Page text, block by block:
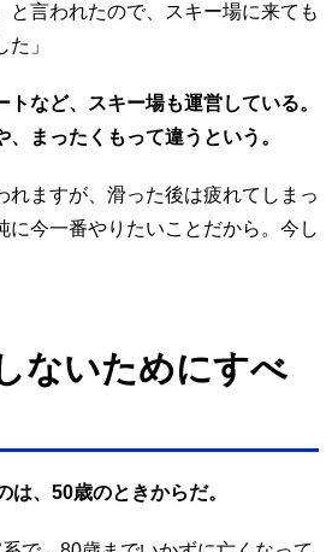
言われたので、スキー場に来ても
」
など、スキー場も運営している。
まったくもって違うという。
れますが、滑った後は疲れてしまっ
今一番やりたいことだから。今し
ないためにすべ
、50歳のときからだ。